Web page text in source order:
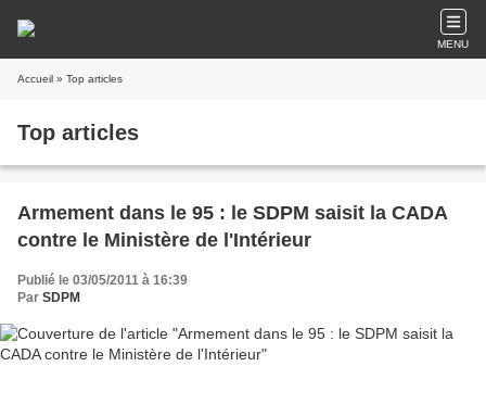
MENU
Accueil » Top articles
Top articles
Armement dans le 95 : le SDPM saisit la CADA
contre le Ministère de l'Intérieur
Publié le 03/05/2011 à 16:39
Par SDPM